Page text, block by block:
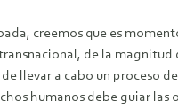
creemos que es
de la magnitud
llevar a cabo un proceso
humanos debe guiar